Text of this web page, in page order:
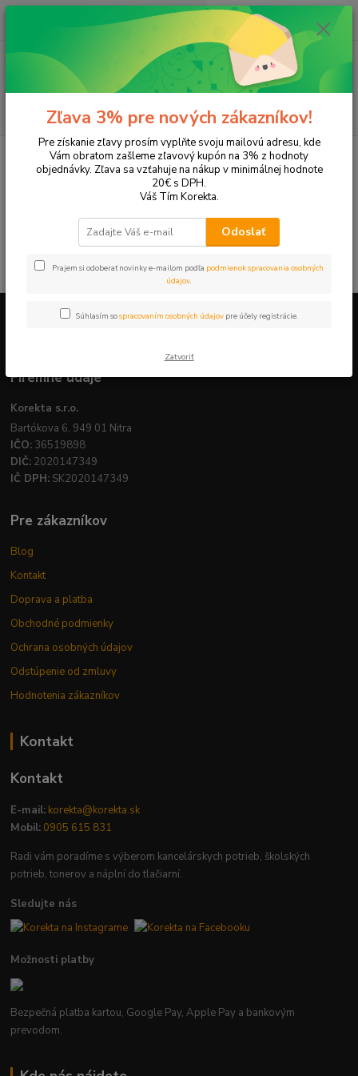
Hľadať
ks
za 0,00 EUR
Tašky a batohy Peračníky a puzdrá 2-poschodové
2-poschodové
V tejto kategórii nebol nájdený žiadny tovar.
Firemné údaje
Korekta s.r.o.
Bartókova 6, 949 01 Nitra
IČO: 36519898
DIČ: 2020147349
IČ DPH: SK2020147349
Pre zákazníkov
Blog
Kontakt
Doprava a platba
Obchodné podmienky
Ochrana osobných údajov
Odstúpenie od zmluvy
Hodnotenia zákazníkov
Kontakt
Kontakt
E-mail: korekta@korekta.sk
Mobil: 0905 615 831
Radi vám poradíme s výberom kancelárskych potrieb, školských
potrieb, tonerov a náplní do tlačiarní.
Sledujte nás
Možnosti platby
Bezpečná platba kartou, Google Pay, Apple Pay a bankovým
prevodom.
Zľava 3% pre nových zákazníkov!
Pre získanie zľavy prosím vyplňte svoju mailovú adresu, kde
Vám obratom zašleme zľavový kupón na 3% z hodnoty
objednávky. Zľava sa vzťahuje na nákup v minimálnej hodnote
20€ s DPH.
Váš Tím Korekta.
Odoslať
Prajem si odoberať novinky e-mailom podľa podmienok spracovania osobných
údajov.
Súhlasím sospracovaním osobných údajov pre účely registrácie.
Zatvoriť